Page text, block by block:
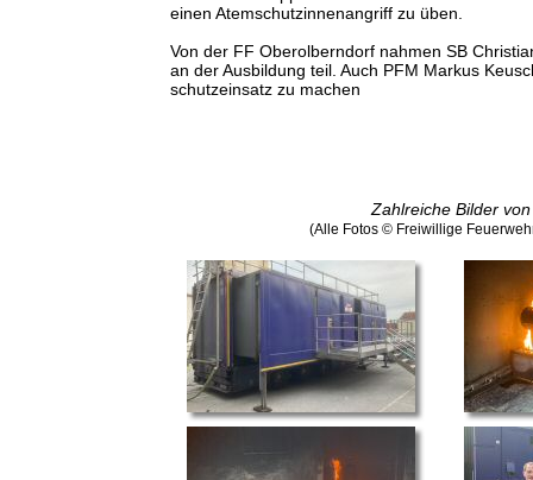
einen Atemschutzinnenangriff zu üben.
Von der FF Oberolberndorf nahmen SB
an der Ausbildung teil. Auch PFM Markus
schutzeinsatz zu machen
Zahlreiche Bilder
(Alle Fotos © Freiwillige